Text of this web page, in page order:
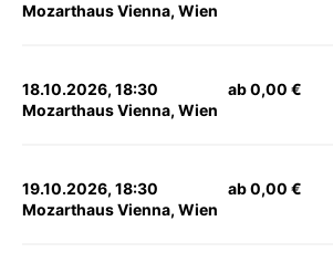
Mozarthaus Vienna, Wien
18.10.2026, 18:30
Mozarthaus Vienna, Wien
ab 0,00 €
19.10.2026, 18:30
Mozarthaus Vienna, Wien
ab 0,00 €